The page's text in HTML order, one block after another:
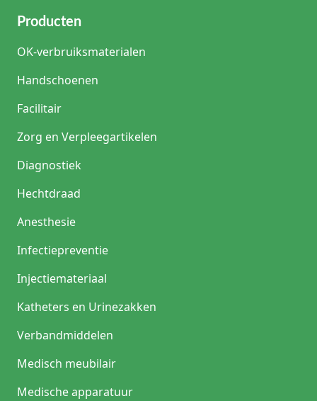
Producten
OK-verbruiksmaterialen
Handschoenen
Facilitair
Zorg en Verpleegartikelen
Diagnostiek
Hechtdraad
Anesthesie
Infectiepreventie
Injectiemateriaal
Katheters en Urinezakken
Verbandmiddelen
Medisch meubilair
Medische apparatuur